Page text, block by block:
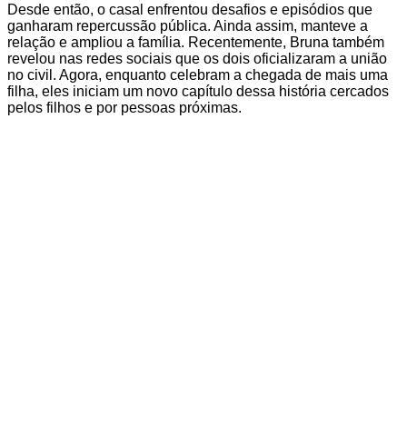
Desde então, o casal enfrentou desafios e episódios que
ganharam repercussão pública. Ainda assim, manteve a
relação e ampliou a família. Recentemente, Bruna também
revelou nas redes sociais que os dois oficializaram a união
no civil. Agora, enquanto celebram a chegada de mais uma
filha, eles iniciam um novo capítulo dessa história cercados
pelos filhos e por pessoas próximas.